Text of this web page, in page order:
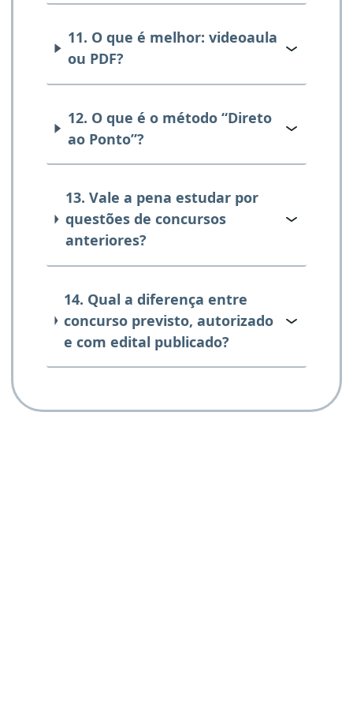
11. O que é melhor: videoaula
ou PDF?
12. O que é o método “Direto
ao Ponto”?
13. Vale a pena estudar por
questões de concursos
anteriores?
14. Qual a diferença entre
concurso previsto, autorizado
e com edital publicado?